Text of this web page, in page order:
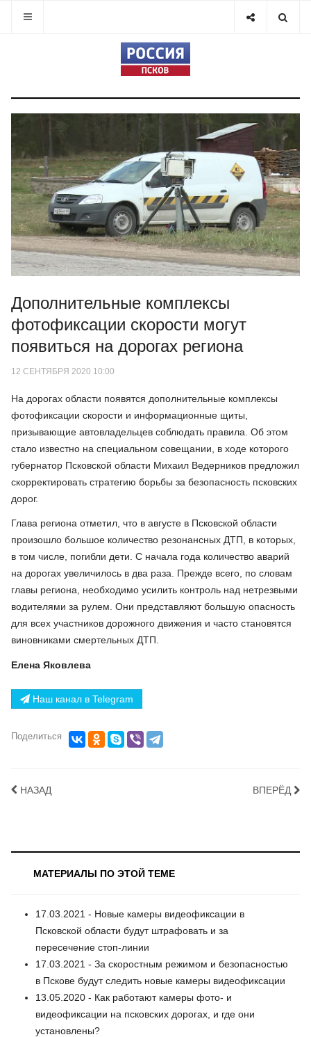
Дополнительные комплексы
фотофиксации скорости могут
появиться на дорогах региона
12 СЕНТЯБРЯ 2020 10:00
На дорогах области появятся дополнительные комплексы
фотофиксации скорости и информационные щиты,
призывающие автовладельцев соблюдать правила. Об этом
стало известно на специальном совещании, в ходе которого
губернатор Псковской области Михаил Ведерников предложил
скорректировать стратегию борьбы за безопасность псковских
дорог.
Глава региона отметил, что в августе в Псковской области
произошло большое количество резонансных ДТП, в которых,
в том числе, погибли дети. С начала года количество аварий
на дорогах увеличилось в два раза. Прежде всего, по словам
главы региона, необходимо усилить контроль над нетрезвыми
водителями за рулем. Они представляют большую опасность
для всех участников дорожного движения и часто становятся
виновниками смертельных ДТП.
Елена Яковлева
Наш канал в Telegram
Поделиться
НАЗАД ВПЕРЁД
МАТЕРИАЛЫ ПО ЭТОЙ ТЕМЕ
17.03.2021 - Новые камеры видеофиксации в
Псковской области будут штрафовать и за
пересечение стоп-линии
17.03.2021 - За скоростным режимом и безопасностью
в Пскове будут следить новые камеры видеофиксации
13.05.2020 - Как работают камеры фото- и
видеофиксации на псковских дорогах, и где они
установлены?